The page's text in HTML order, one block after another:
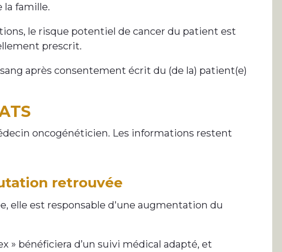
la famille.
le risque potentiel de cancer du patient est
prescrit.
après consentement écrit du (de la) patient(e)
oncogénéticien. Les informations restent
retrouvée
elle est responsable d'une augmentation du
» bénéficiera d’un suivi médical adapté, et